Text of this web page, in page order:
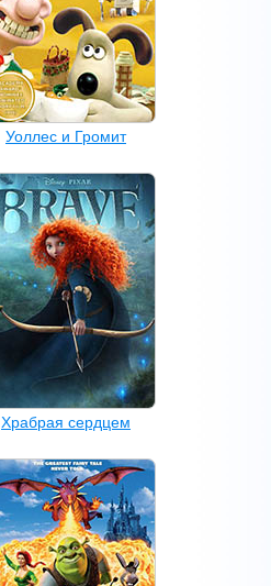
Уоллес и Громит
Храбрая сердцем